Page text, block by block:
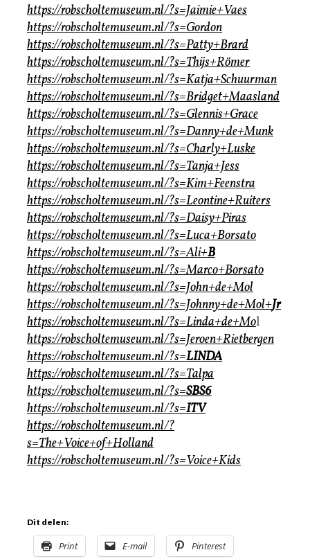
https://robscholtemuseum.nl/?s=Jaimie+Vaes
https://robscholtemuseum.nl/?s=Gordon
https://robscholtemuseum.nl/?s=Patty+Brard
https://robscholtemuseum.nl/?s=Thijs+Römer
https://robscholtemuseum.nl/?s=Katja+Schuurman
https://robscholtemuseum.nl/?s=Bridget+Maasland
https://robscholtemuseum.nl/?s=Glennis+Grace
https://robscholtemuseum.nl/?s=Danny+de+Munk
https://robscholtemuseum.nl/?s=Charly+Luske
https://robscholtemuseum.nl/?s=Tanja+Jess
https://robscholtemuseum.nl/?s=Kim+Feenstra
https://robscholtemuseum.nl/?s=Leontine+Ruiters
https://robscholtemuseum.nl/?s=Daisy+Piras
https://robscholtemuseum.nl/?s=Luca+Borsato
https://robscholtemuseum.nl/?s=Ali+B
https://robscholtemuseum.nl/?s=Marco+Borsato
https://robscholtemuseum.nl/?s=John+de+Mol
https://robscholtemuseum.nl/?s=Johnny+de+Mol+Jr
https://robscholtemuseum.nl/?s=Linda+de+Mol
https://robscholtemuseum.nl/?s=Jeroen+Rietbergen
https://robscholtemuseum.nl/?s=LINDA
https://robscholtemuseum.nl/?s=Talpa
https://robscholtemuseum.nl/?s=SBS6
https://robscholtemuseum.nl/?s=ITV
https://robscholtemuseum.nl/?
s=The+Voice+of+Holland
https://robscholtemuseum.nl/?s=Voice+Kids
Dit delen:
Print E-mail Pinterest